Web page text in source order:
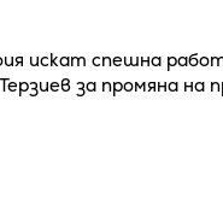
искат спешна
за промяна на